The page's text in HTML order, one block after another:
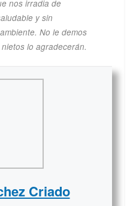
nos irradia de
y sin
No le demos
lo agradecerán.
Criado